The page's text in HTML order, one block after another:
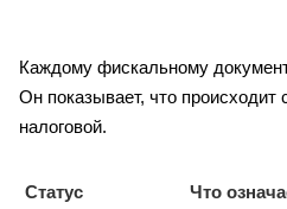
Каждому фискальному
Он показывает, что происходит
налоговой.
Статус Что